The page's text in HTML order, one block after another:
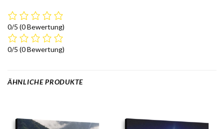
0/5 (0 Bewertung)
0/5 (0 Bewertung)
ÄHNLICHE PRODUKTE